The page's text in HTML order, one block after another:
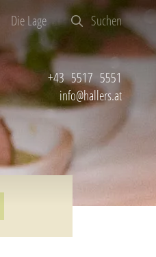
Die Lage Suchen
+43 5517 5551
info@hallers.at